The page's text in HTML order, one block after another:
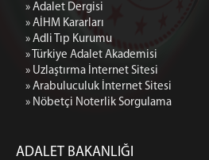
» Adalet Dergisi
» AİHM Kararları
» Adli Tıp Kurumu
» Türkiye Adalet Akademisi
» Uzlaştırma İnternet Sitesi
» Arabuluculuk İnternet Sitesi
» Nöbetçi Noterlik Sorgulama
ADALET BAKANLIĞI